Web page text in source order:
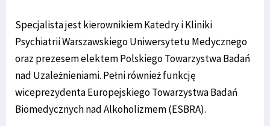
Specjalista jest kierownikiem Katedry i Kliniki
Psychiatrii Warszawskiego Uniwersytetu Medycznego
oraz prezesem elektem Polskiego Towarzystwa Badań
nad Uzależnieniami. Pełni również funkcję
wiceprezydenta Europejskiego Towarzystwa Badań
Biomedycznych nad Alkoholizmem (ESBRA).